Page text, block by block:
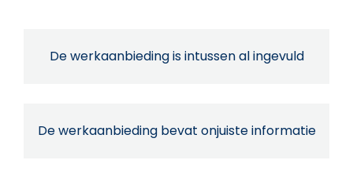
De werkaanbieding is intussen al ingevuld
De werkaanbieding bevat onjuiste informatie